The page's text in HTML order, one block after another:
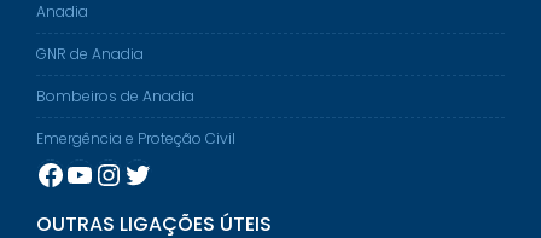
Anadia
GNR de Anadia
Bombeiros de Anadia
Emergência e Proteção Civil
Facebook
YouTube
Instagram
Twitter
OUTRAS LIGAÇÕES ÚTEIS